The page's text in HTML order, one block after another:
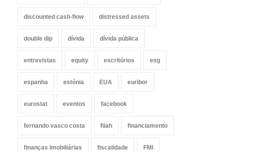
discounted cash-flow distressed assets
double dip dívida dívida pública
entrevistas equity escritórios esg
espanha estónia EUA euribor
eurostat eventos facebook
fernando vasco costa fiiah financiamento
finanças imobiliárias fiscalidade FMI